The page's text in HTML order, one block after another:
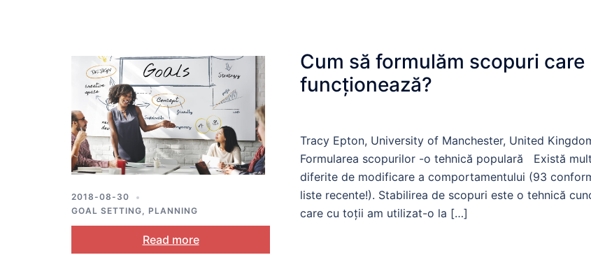
2018-08-30
GOAL SETTING, PLANNING
Cum să formulăm scopuri care
funcționează?
Tracy Epton, University of Manchester, United
Formularea scopurilor -o tehnică populară Există
diferite de modificare a comportamentului (93
liste recente!). Stabilirea de scopuri este o tehnică
care cu toții am utilizat-o la […]
Read more